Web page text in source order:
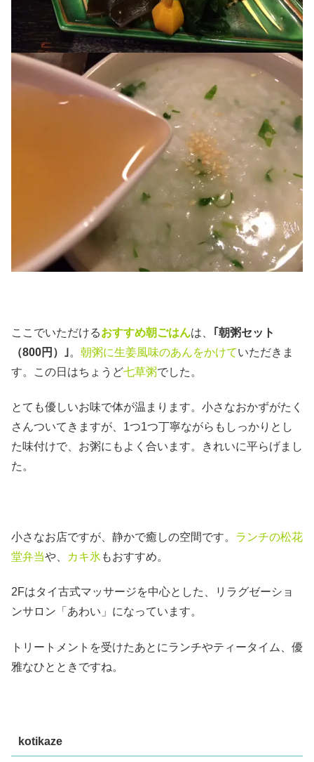
ここでいただけるおすすめ朝ごはんは、
｢朝粥セット
（800円）｣。 朝粥に生姜風味のあんをかけていただきま
す。この日はちょうど七草粥でした。
とても優しいお味で体が温まります。小さなおかずがたく
さんついてきますが、1つ1つ丁寧ながらもしっかりとし
た味付けで、お粥にもよく合います。きれいに平らげまし
た。
小さなお店ですが、静かで癒しの空間です。 ランチの松花
堂弁当や、 カキ氷 もおすすめ。
2Fはタイ古式マッサージを中心とした、リラグゼーショ
ンサロン「あわい」になっています。
トリートメントを受けたあとにランチやティータイム、優
雅なひとときですね。
kotikaze